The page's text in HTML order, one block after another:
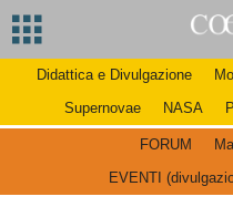
Didattica e Divulgazione
Supernovae
NASA
FORUM
EVENTI